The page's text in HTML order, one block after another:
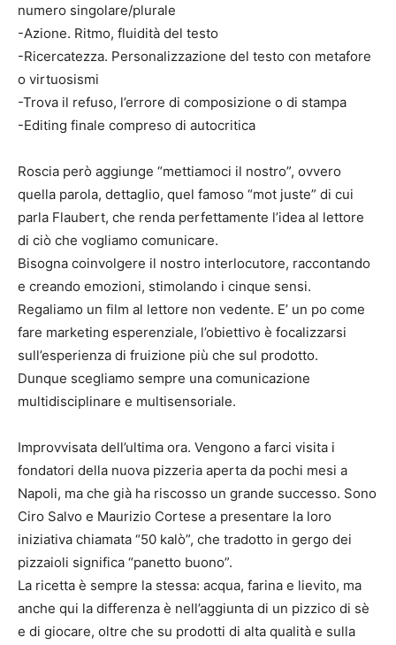
numero singolare/plurale
-Azione. Ritmo, fluidità del testo
-Ricercatezza. Personalizzazione del testo con metafore
o virtuosismi
-Trova il refuso, l’errore di composizione o di stampa
-Editing finale compreso di autocritica
Roscia però aggiunge “mettiamoci il nostro”, ovvero
quella parola, dettaglio, quel famoso “mot juste” di cui
parla Flaubert, che renda perfettamente l’idea al lettore
di ciò che vogliamo comunicare.
Bisogna coinvolgere il nostro interlocutore, raccontando
e creando emozioni, stimolando i cinque sensi.
Regaliamo un film al lettore non vedente. E’ un po come
fare marketing esperenziale, l’obiettivo è focalizzarsi
sull’esperienza di fruizione più che sul prodotto.
Dunque scegliamo sempre una comunicazione
multidisciplinare e multisensoriale.
Improvvisata dell’ultima ora. Vengono a farci visita i
fondatori della nuova pizzeria aperta da pochi mesi a
Napoli, ma che già ha riscosso un grande successo. Sono
Ciro Salvo e Maurizio Cortese a presentare la loro
iniziativa chiamata “50 kalò”, che tradotto in gergo dei
pizzaioli significa “panetto buono”.
La ricetta è sempre la stessa: acqua, farina e lievito, ma
anche qui la differenza è nell’aggiunta di un pizzico di sè
e di giocare, oltre che su prodotti di alta qualità e sulla